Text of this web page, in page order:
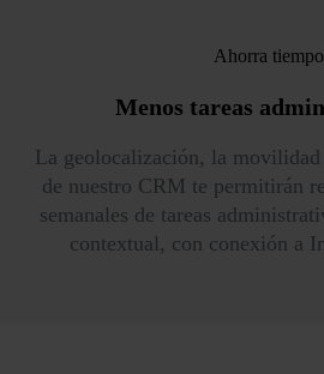
Ahorra tiempo
Menos tareas
La geolocalización, la
de nuestro CRM te permitirán
semanales de tareas
contextual, con conexión a